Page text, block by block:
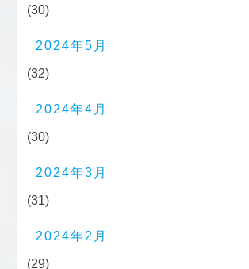
(30)
2024年5月
(32)
2024年4月
(30)
2024年3月
(31)
2024年2月
(29)